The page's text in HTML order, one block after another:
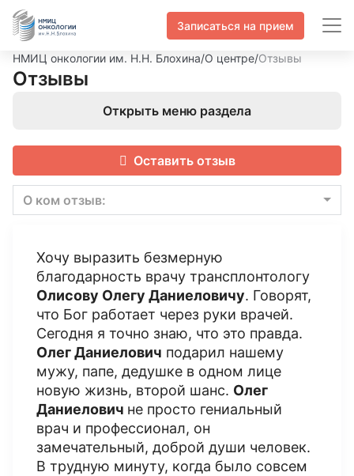
Записаться на прием
НМИЦ онкологии им. Н.Н. Блохина/О центре/Отзывы
Отзывы
Открыть меню раздела
Оставить отзыв
О ком отзыв:
Хочу выразить безмерную
благодарность врачу трансплонтологу
Олисову Олегу Даниеловичу. Говорят,
что Бог работает через руки врачей.
Сегодня я точно знаю, что это правда.
Олег Даниелович подарил нашему
мужу, папе, дедушке в одном лице
новую жизнь, второй шанс. Олег
Даниелович не просто гениальный
врач и профессионал, он
замечательный, доброй души человек.
В трудную минуту, когда было совсем